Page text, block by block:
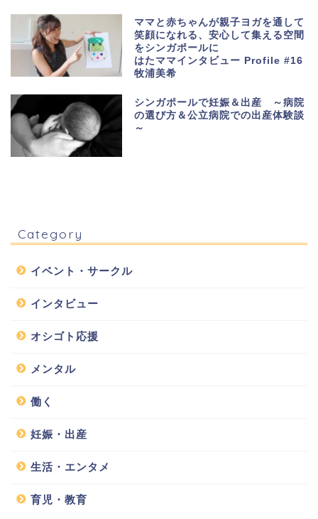
ママと赤ちゃんが親子ヨガを通して
笑顔になれる、安心して集える空間
をシンガポールに
はたママインタビュー Profile #16
牧浦美希
シンガポールで妊娠＆出産 ～病院
の選び方＆公立病院での出産体験談
～
Category
イベント・サークル
インタビュー
オシゴト応援
メンタル
働く
妊娠・出産
生活・エンタメ
育児・教育